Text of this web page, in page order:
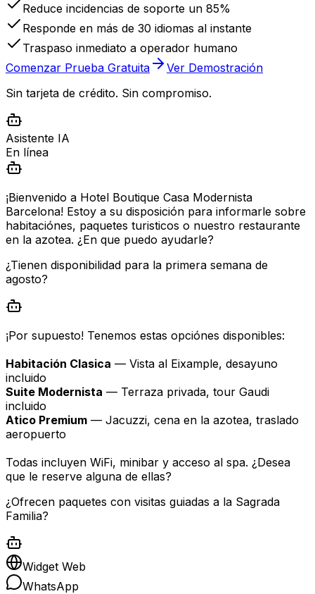
Reduce incidencias de soporte un 85%
Responde en más de 30 idiomas al instante
Traspaso inmediato a operador humano
Comenzar Prueba Gratuita
Ver Demostración
Sin tarjeta de crédito. Sin compromiso.
Asistente IA
En línea
¡Bienvenido a Hotel Boutique Casa Modernista
Barcelona! Estoy a su disposición para informarle sobre
habitaciónes, paquetes turisticos o nuestro restaurante
en la azotea. ¿En que puedo ayudarle?
¿Tienen disponibilidad para la primera semana de
agosto?
¡Por supuesto! Tenemos estas opciónes disponibles:
Habitación Clasica — Vista al Eixample, desayuno
incluido
Suite Modernista — Terraza privada, tour Gaudi
incluido
Atico Premium — Jacuzzi, cena en la azotea, traslado
aeropuerto
Todas incluyen WiFi, minibar y acceso al spa. ¿Desea
que le reserve alguna de ellas?
¿Ofrecen paquetes con visitas guiadas a la Sagrada
Familia?
Widget Web
WhatsApp